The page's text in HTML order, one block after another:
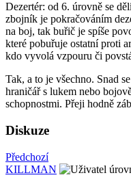
Dezertér: od 6. úrovně se
zbojník je pokračováním
na boj, tak buřič je spíše
které pobuřuje ostatní proti
kdo vyvolá vzpouru či
Tak, a to je všechno. Snad
hraničář s lukem nebo
schopnostmi. Přeji hodně
Diskuze
Předchozí
KILLMAN